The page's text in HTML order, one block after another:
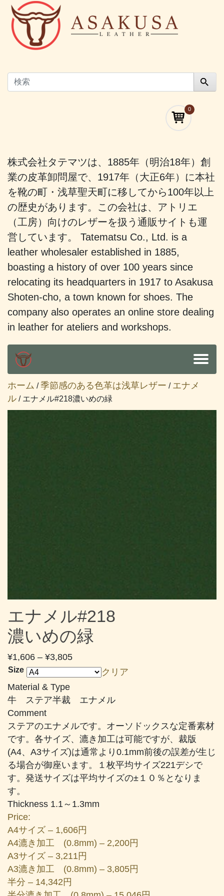
0
株式会社タテマツは、1885年（明治18年）創
業の皮革卸問屋で、1917年（大正6年）に本社
を靴の町・浅草聖天町に移してから100年以上
の歴史があります。この会社は、アトリエ
（工房）向けのレザーを扱う通販サイトも運
営しています。 Tatematsu Co., Ltd. is a
leather wholesaler established in 1885,
boasting a history of over 100 years since
relocating its headquarters in 1917 to Asakusa
Shoten-cho, a town known for shoes. The
company also operates an online store dealing
in leather for ateliers and workshops.
ホーム /季節感のある色革は浅草レザー / エナメ
ル / エナメル#218濃いめの緑
エナメル#218
濃いめの緑
¥1,606 – ¥3,805価
格
¥1,606
¥3,805
Size
クリア
Material & Type
牛 ステア半裁 エナメル
Comment
ステアのエナメルです。オーソドックスな定番素材
です。各サイズ、漉き加工は可能ですが、裁版
(A4、A3サイズ)は通常より0.1mm前後の誤差が生じ
る場合が御座います。１枚平均サイズ221デシで
す。発送サイズは平均サイズの±１０％となりま
す。
Thickness 1.1～1.3mm
Price:
A4サイズ – 1,606円
A4漉き加工 (0.8mm) – 2,200円
A3サイズ – 3,211円
A3漉き加工 (0.8mm) – 3,805円
半分 – 14,342円